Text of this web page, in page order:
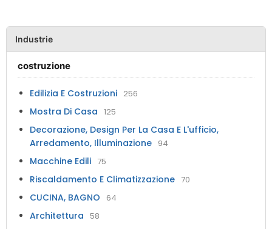
Industrie
costruzione
Edilizia E Costruzioni 256
Mostra Di Casa 125
Decorazione, Design Per La Casa E L'ufficio,
Arredamento, Illuminazione 94
Macchine Edili 75
Riscaldamento E Climatizzazione 70
CUCINA, BAGNO 64
Architettura 58